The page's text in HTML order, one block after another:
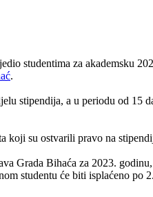
studentima za akademsku
.
stipendija, a u periodu od 15
koji su ostvarili pravo na
Grada Bihaća za 2023.
studentu će biti isplaćeno